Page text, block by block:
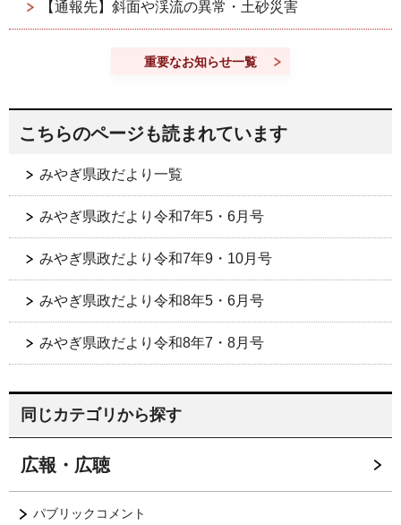
【通報先】斜面や渓流の異常・土砂災害
重要なお知らせ一覧
こちらのページも読まれています
みやぎ県政だより一覧
みやぎ県政だより令和7年5・6月号
みやぎ県政だより令和7年9・10月号
みやぎ県政だより令和8年5・6月号
みやぎ県政だより令和8年7・8月号
同じカテゴリから探す
広報・広聴
パブリックコメント